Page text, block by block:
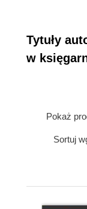
Tytuły
w
Pokaż
Sortuj